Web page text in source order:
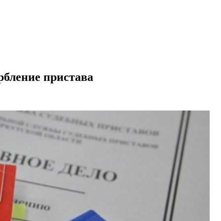
пристава